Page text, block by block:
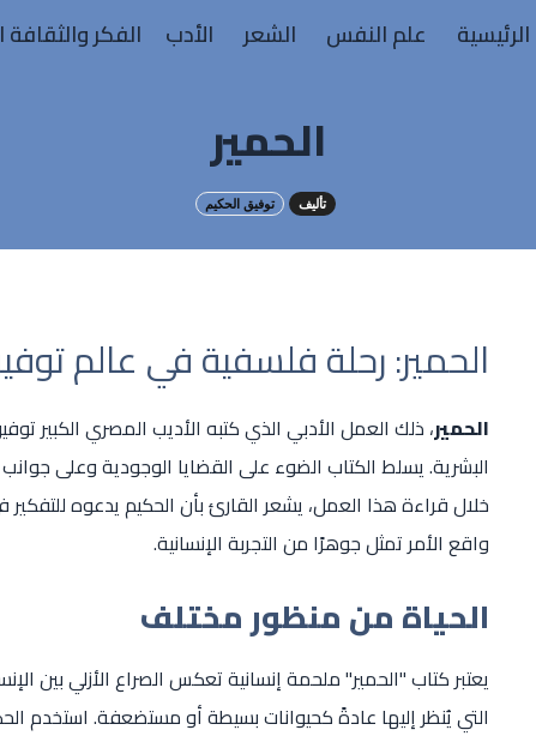
الرئيسية علم النفس الشعر الأدب الفكر والثقافة
الحمير
تأليف توفيق الحكيم
الحمير: رحلة فلسفية في عالم
الحمير، ذلك العمل الأدبي الذي كتبه الأديب المصري الكبير
البشرية. يسلط الكتاب الضوء على القضايا الوجودية وعلى
خلال قراءة هذا العمل، يشعر القارئ بأن الحكيم يدعوه
واقع الأمر تمثل جوهرًا من التجربة الإنسانية.
الحياة من منظور مختلف
يعتبر كتاب "الحمير" ملحمة إنسانية تعكس الصراع الأزلي بين
التي يُنظر إليها عادةً كحيوانات بسيطة أو مستضعفة. استخدم